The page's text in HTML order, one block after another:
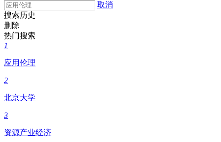
取消
搜索历史
删除
热门搜索
1
应用伦理
2
北京大学
3
资源产业经济